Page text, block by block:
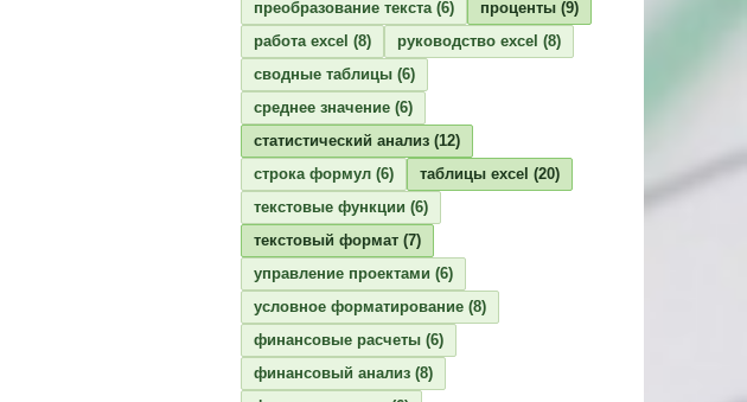
преобразование текста(6) проценты (9)
работа excel (8) руководство excel (8)
сводные таблицы (6)
среднее значение (6)
статистический анализ (12)
строка формул (6) таблицы excel (20)
текстовые функции (6)
текстовый формат (7)
управление проектами (6)
условное форматирование (8)
финансовые расчеты (6)
финансовый анализ (8)